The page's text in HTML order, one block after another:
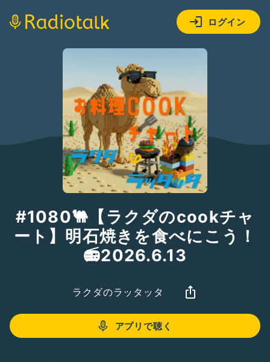
ログイン
#1080🐫【ラクダのcookチャ
ート】明石焼きを食べにこう！
📻2026.6.13
ラクダのラッタッタ
アプリで聴く